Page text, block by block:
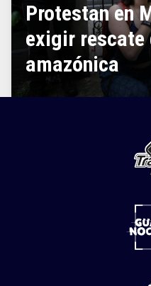
Protestan en
exigir rescate
amazónica